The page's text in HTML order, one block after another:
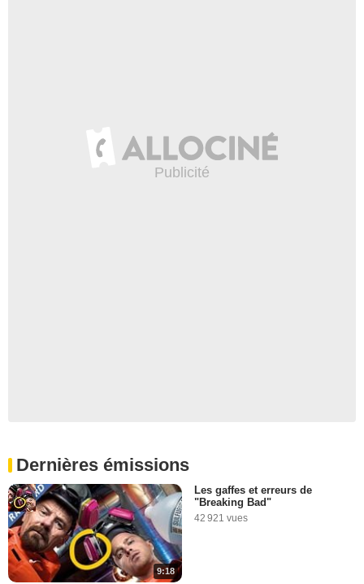
Dernières émissions
9:18
Les gaffes et erreurs de
"Breaking Bad"
42 921 vues